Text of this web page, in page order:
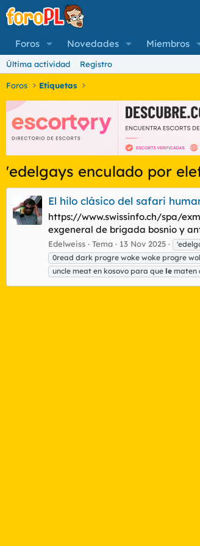
Foros Novedades Miembros
Última actividad Registro
Foros Etiquetas
'edelgays enculado por
El hilo clásico del safari
https://www.swissinfo.ch/spa/
exgeneral de brigada bosnio y
Edelweiss Tema 13 Nov 2025
0read dark progre woke woke progre
uncle meat en kosovo para que le maten